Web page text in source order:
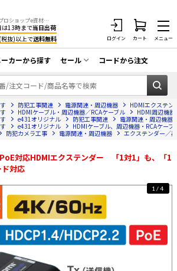
工事資材のプロショップe資材 CATV・アンテナ・防犯・光・LAN・電気・空調工事など
は13時まで当日出荷
抜)以上で送料無料 ログイン カート メニュー
ビ用接栓／関連工具
・ブースター／CATV
・結束バンド・テー
機器／RCAケーブル
アダプタ
接続機関連
クタ・関連資材/機器
・アンテナ工事
事・FTTH工事
コン・換気扇工事
線工事
工事
配管工事
電設備工事
設置工事
ーカーから探す セール
在庫一掃セール
コードから注文
防犯工事関連 電源関連・周辺機器
HDMIエクステン
HDMIケーブル・周辺機器／RCAケーブル
HDMI周辺機器
e431オリジナル 防犯工事関連
電源関連・周辺機器
e431オリジナル
HDMIケーブル、周辺機器・RCAケーブ
防犯カメラ工事 電源関連・周辺機器 エクステンダー／
対応HDMIエクステンダー 「1対1」も、「1
対応
1/4